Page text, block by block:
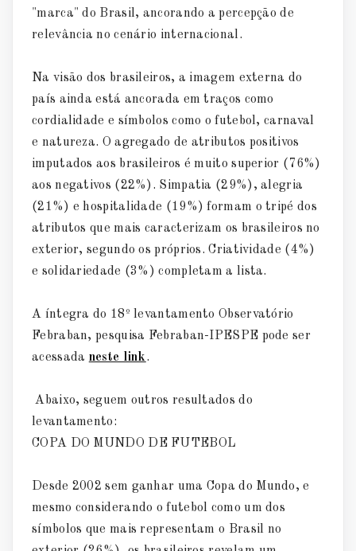
"marca" do Brasil, ancorando a percepção de
relevância no cenário internacional.
Na visão dos brasileiros, a imagem externa do
país ainda está ancorada em traços como
cordialidade e símbolos como o futebol, carnaval
e natureza. O agregado de atributos positivos
imputados aos brasileiros é muito superior (76%)
aos negativos (22%). Simpatia (29%), alegria
(21%) e hospitalidade (19%) formam o tripé dos
atributos que mais caracterizam os brasileiros no
exterior, segundo os próprios. Criatividade (4%)
e solidariedade (3%) completam a lista.
A íntegra do 18º levantamento Observatório
Febraban, pesquisa Febraban-IPESPE pode ser
acessada neste link.
Abaixo, seguem outros resultados do
levantamento:
COPA DO MUNDO DE FUTEBOL
Desde 2002 sem ganhar uma Copa do Mundo, e
mesmo considerando o futebol como um dos
símbolos que mais representam o Brasil no